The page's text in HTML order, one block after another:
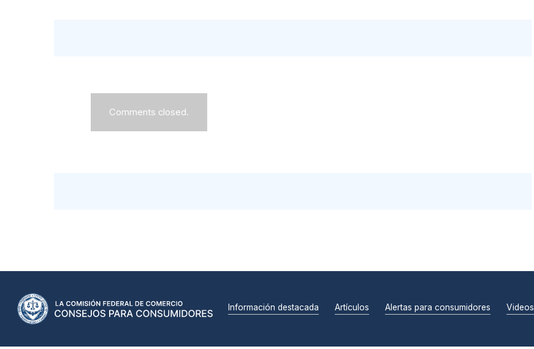
Comments closed.
Información destacada Artículos Alertas para consumidores Videos